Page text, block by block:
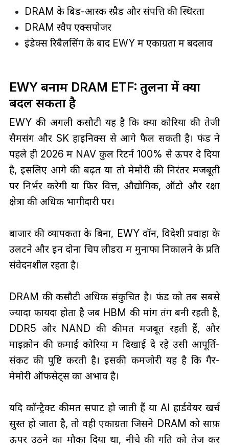
DRAM के बिड-आस्क स्प्रैड और संपत्ति की स्थिरता
DRAM स्वैप एक्सपोजर
इंडेक्स रिबैलेंसिंग के बाद EWY में एकाग्रता में बदलाव
EWY बनाम DRAM ETF: तुलना में क्या
बदल सकता है
EWY की अगली कसौटी यह है कि क्या कोरिया की तेजी
सैमसंग और SK हाइनिक्स से आगे फैल सकती है। फंड ने
पहले ही 2026 में NAV कुल रिटर्न 100% से ऊपर दे दिया
है, इसलिए आगे की बढ़त या तो मेमोरी की निरंतर मजबूती
पर निर्भर करेगी या फिर वित्त, औद्योगिक, ऑटो और रक्षा
क्षेत्रों की अधिक भागीदारी पर।
बाजार की व्यापकता के बिना, EWY वॉन, विदेशी प्रवाहों के
उलटने और इन दोनों चिप लीडरों में मुनाफा निकालने के प्रति
संवेदनशील रहता है।
DRAM की कसौटी अधिक संकुचित है। फंड को तब सबसे
ज्यादा फायदा होता है जब HBM की मांग तंग बनी रहती है,
DDR5 और NAND की कीमतें मजबूत रहती हैं, और
माइक्रोन की कमाई कोरिया में दिखाई दे रहे उसी आपूर्ति-
संकट की पुष्टि करती है। इसकी कमजोरी यह है कि गैर-
मेमोरी ऑफसेट्स का अभाव है।
यदि कॉन्ट्रैक्ट कीमतें सपाट हो जाती हैं या AI हार्डवेयर खर्च
सुस्त हो जाता है, तो वही एकाग्रता जिसने DRAM को साफ़
ऊपर उठने का मौका दिया था, नीचे की गति को तेज कर